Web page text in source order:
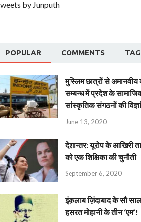
by Junputh
POPULAR COMMENTS
मुस्लिम छात्रों से अमानवीय
सम्बन्ध में प्रदेश के
सांस्कृतिक संगठनों की
June 13, 2020
देशान्‍तर: यूरोप के आखिरी
को एक शिक्षिका की चुनौती
September 6, 2020
इंक़लाब ज़िंदाबाद के सौ
हसरत मोहानी के तीन ‘एम’!